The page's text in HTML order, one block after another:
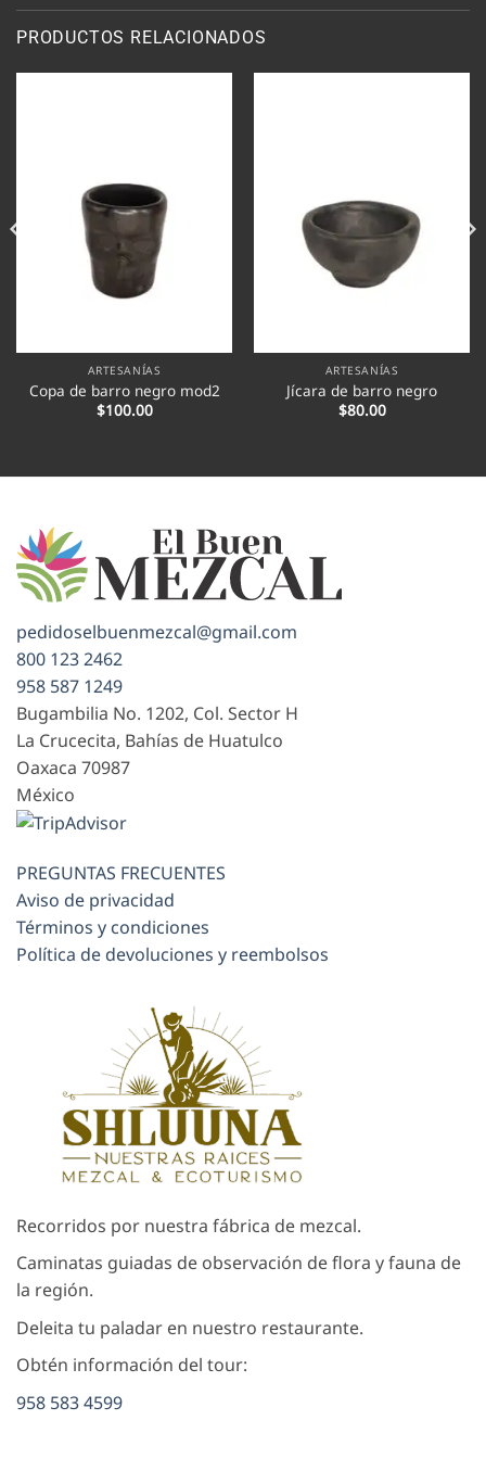
PRODUCTOS RELACIONADOS
ARTESANÍAS
Copa de barro negro mod2
$100.00
ARTESANÍAS
Jícara de barro negro
$80.00
pedidoselbuenmezcal@gmail.com
800 123 2462
958 587 1249
Bugambilia No. 1202, Col. Sector H
La Crucecita, Bahías de Huatulco
Oaxaca 70987
México
PREGUNTAS FRECUENTES
Aviso de privacidad
Términos y condiciones
Política de devoluciones y reembolsos
Recorridos por nuestra fábrica de mezcal.
Caminatas guiadas de observación de flora y fauna de
la región.
Deleita tu paladar en nuestro restaurante.
Obtén información del tour:
958 583 4599